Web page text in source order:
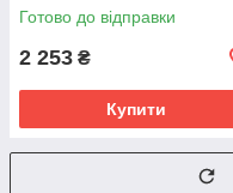
Готово до відправки
2 253 ₴
Купити